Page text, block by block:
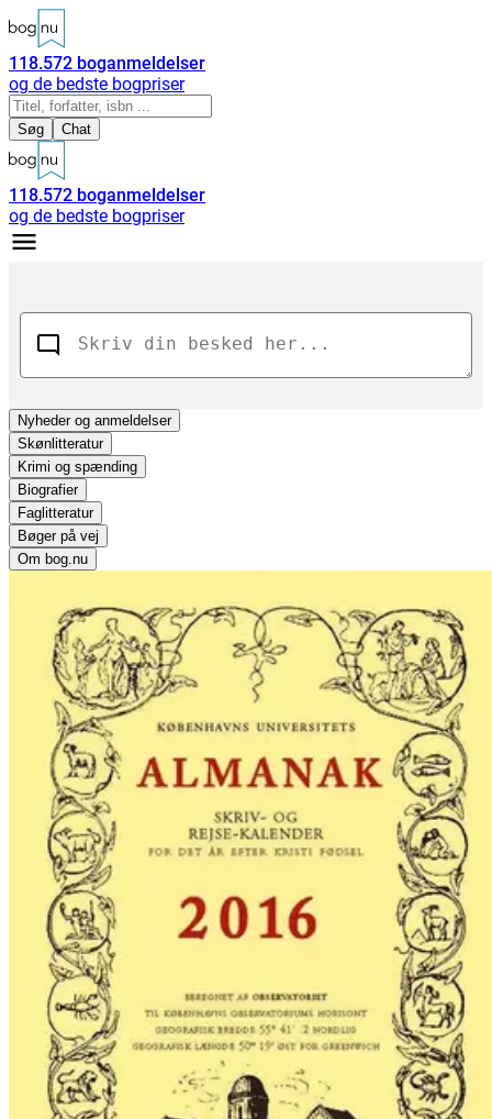
118.572 boganmeldelser
og de bedste bogpriser
Søg Chat
118.572 boganmeldelser
og de bedste bogpriser
Nyhederog anmeldelser
Skønlitteratur
Krimi og spænding
Biografier
Faglitteratur
Bøger på vej
Om bog.nu